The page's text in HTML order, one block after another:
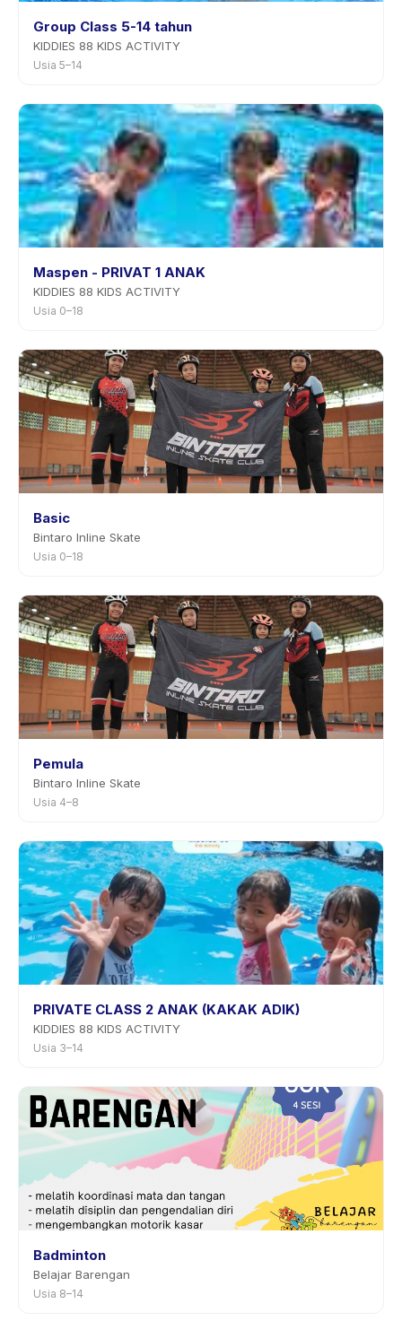
Group Class 5-14 tahun
KIDDIES 88 KIDS ACTIVITY
Usia 5–14
Maspen - PRIVAT 1 ANAK
KIDDIES 88 KIDS ACTIVITY
Usia 0–18
Basic
Bintaro Inline Skate
Usia 0–18
Pemula
Bintaro Inline Skate
Usia 4–8
PRIVATE CLASS 2 ANAK (KAKAK ADIK)
KIDDIES 88 KIDS ACTIVITY
Usia 3–14
Badminton
Belajar Barengan
Usia 8–14